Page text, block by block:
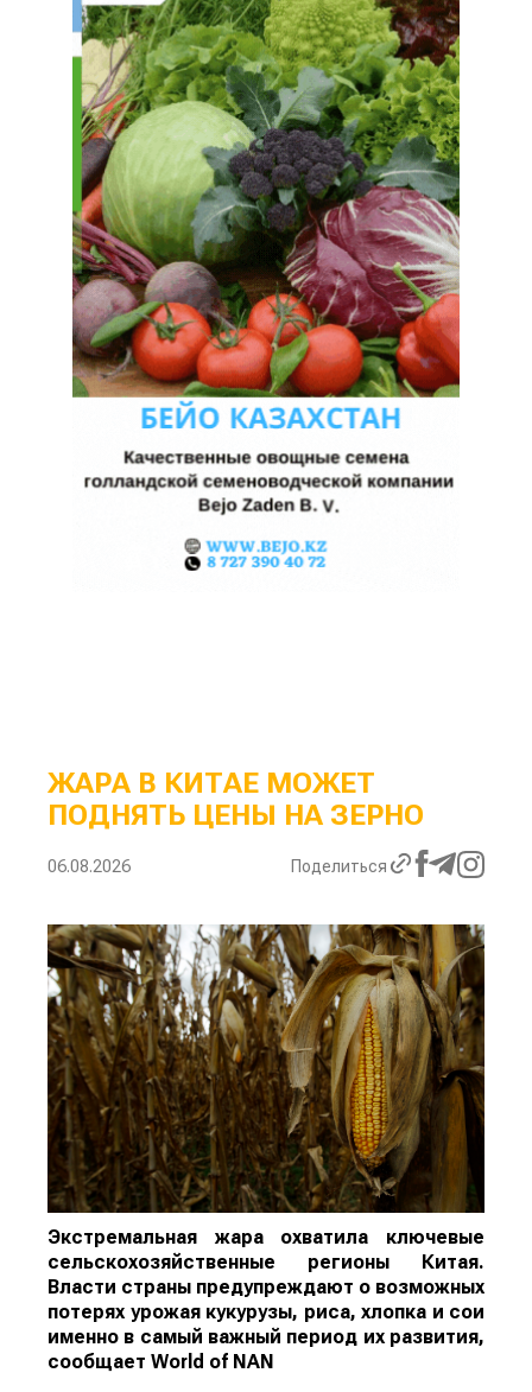
ЖАРА В КИТАЕ МОЖЕТ
ПОДНЯТЬ ЦЕНЫ НА ЗЕРНО
06.08.2026 Поделиться
Экстремальная жара охватила ключевые
сельскохозяйственные регионы Китая.
Власти страны предупреждают о возможных
потерях урожая кукурузы, риса, хлопка и сои
именно в самый важный период их развития,
сообщает World of NAN